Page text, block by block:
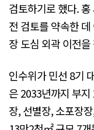
검토하기로 했다.
전 검토를 약속한
장 도심 외곽 이전
인수위가 민선 8기
은 2033년까지 부지
장, 선별장, 소포장